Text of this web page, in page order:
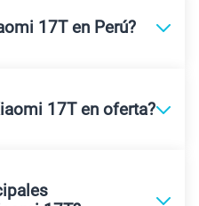
17T en Perú?
17T en oferta?